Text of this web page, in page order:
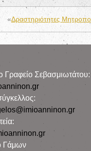
«Δραστηριότητες
Γραφείο Σεβασμιωτάτου:
Γάμων